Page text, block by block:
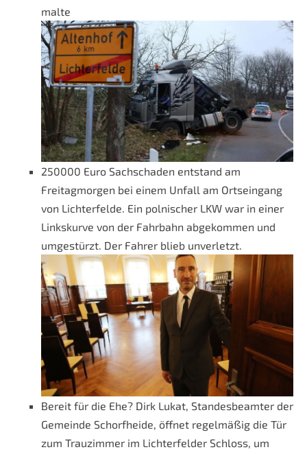
malte
250000 Euro Sachschaden entstand am
Freitagmorgen bei einem Unfall am Ortseingang
von Lichterfelde. Ein polnischer LKW war in einer
Linkskurve von der Fahrbahn abgekommen und
umgestürzt. Der Fahrer blieb unverletzt.
Bereit für die Ehe? Dirk Lukat, Standesbeamter der
Gemeinde Schorfheide, öffnet regelmäßig die Tür
zum Trauzimmer im Lichterfelder Schloss, um